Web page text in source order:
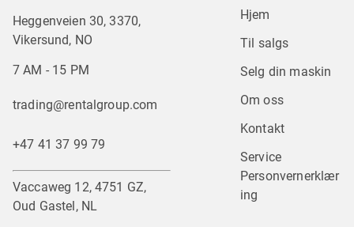
Heggenveien 30, 3370,
Vikersund, NO
7 AM - 15 PM
trading@rentalgroup.com
+47 41 37 99 79
Vaccaweg 12, 4751 GZ,
Oud Gastel, NL
Hjem
Til salgs
Selg din maskin
Om oss
Kontakt
Service
Personvernerklær
ing